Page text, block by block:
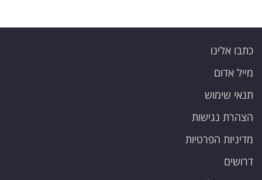
כתבו אלינו
מייל אדום
תנאי שימוש
הצהרת נגישות
מדיניות הפרטיות
דרושים